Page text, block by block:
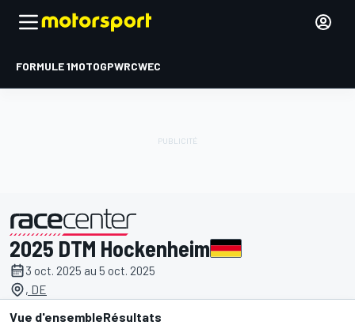
FORMULE 1MOTOGPWRCWEC
présenté par
2025 DTM Hockenheim
3 oct. 2025 au 5 oct. 2025
, DE
Vue d'ensembleRésultats